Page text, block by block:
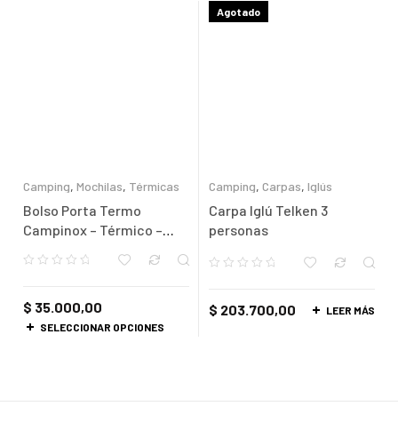
Camping, Mochilas, Térmicas
Bolso Porta Termo
Campinox – Térmico –
$ 35.000,00
SELECCIONAR OPCIONES
Agotado
Camping, Carpas, Iglús
Carpa Iglú Telken 3
personas
$ 203.700,00 LEER MÁS